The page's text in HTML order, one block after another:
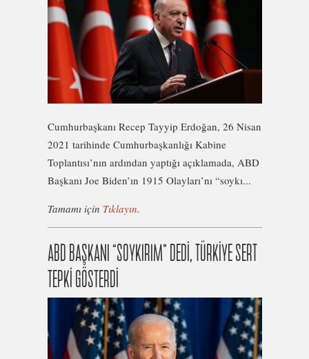
Cumhurbaşkanı Recep Tayyip Erdoğan, 26 Nisan
2021 tarihinde Cumhurbaşkanlığı Kabine
Toplantısı’nın ardından yaptığı açıklamada, ABD
Başkanı Joe Biden’ın 1915 Olayları’nı “soykı...
Tamamı için Tıklayın.
ABD BAŞKANI “SOYKIRIM” DEDİ, TÜRKİYE SERT
TEPKİ GÖSTERDİ